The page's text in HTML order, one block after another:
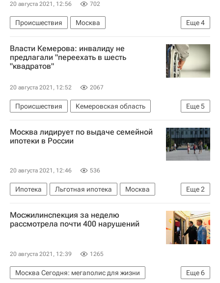
20 августа 2021, 12:56 702
Еще4
Происшествия
Москва
Коммерческая недвижимость
Госинспекция по недвижимости
Снос незаконных построек в Москве
Власти Кемерова: инвалиду не
предлагали "переехать в шесть
"квадратов"
20 августа 2021, 12:52 2067
Еще5
Происшествия
Кемеровская область
Кемерово
Александр Бастрыкин
Следственный комитет России (СК РФ)
Жилье
Москва лидирует по выдаче семейной
ипотеки в России
20 августа 2021, 12:46 536
Еще2
Ипотека Льготная ипотека
Москва
Жилье
Россия
Мосжилинспекция за неделю
рассмотрела почти 400 нарушений
20 августа 2021, 12:39 1265
Еще6
Москва Сегодня: мегаполис для жизни